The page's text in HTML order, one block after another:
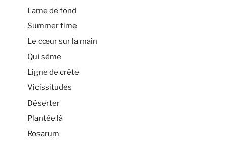
Lame de fond
Summer time
Le cœur sur la main
Qui sème
Ligne de crête
Vicissitudes
Déserter
Plantée là
Rosarum